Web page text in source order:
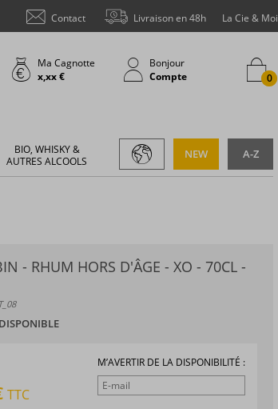
La Cie & Moi
Livraison en 48h
Contact
Ma Cagnotte
x,xx €
Bonjour
Compte
0
BIO, WHISKY &
AUTRES ALCOOLS
A-Z
NEW
- RHUM HORS D'ÂGE - XO - 70CL -
TTC
M’AVERTIR DE LA DISPONIBILITÉ :